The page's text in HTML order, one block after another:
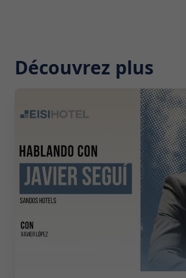
Découvrez plus
2026-07-29 10:00:00